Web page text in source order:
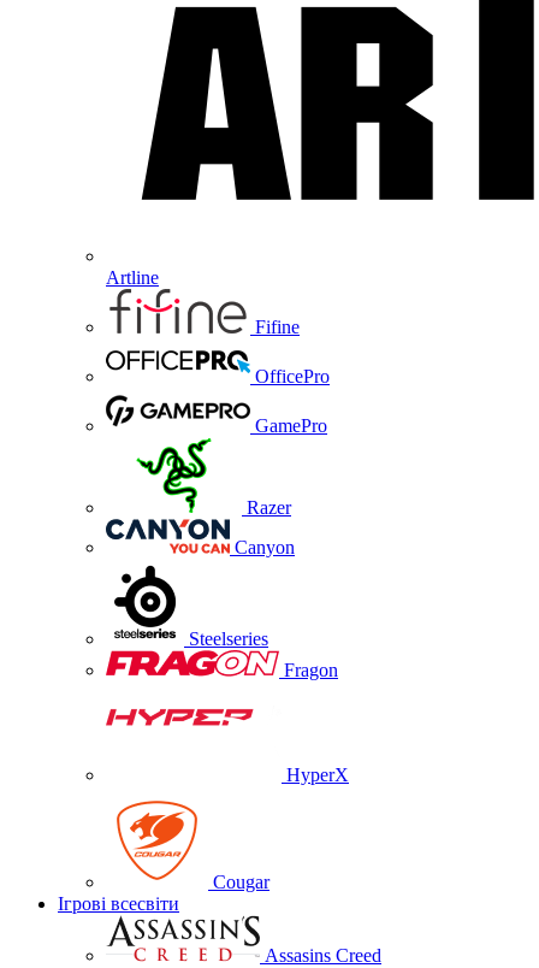
Artline
Fifine
OfficePro
GamePro
Razer
Canyon
Steelseries
Fragon
HyperX
Cougar
Ігрові всесвіти
Assasins Creed